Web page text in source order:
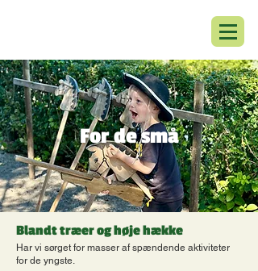
For de små
Blandt træer og høje hække
Har vi sørget for masser af spændende aktiviteter
for de yngste.